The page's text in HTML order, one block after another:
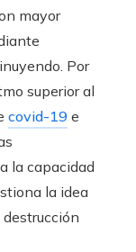
mayor
Por
superior al
covid-19 e
la capacidad
la idea